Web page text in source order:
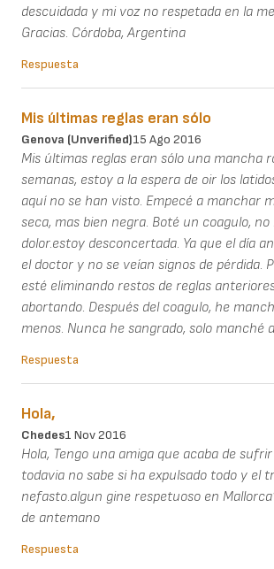
descuidada y mi voz no respetada en la
Gracias. Córdoba, Argentina
Respuesta
Mis últimas reglas eran sólo
Genova (unverified)15 Ago 2016
Mis últimas reglas eran sólo una mancha
semanas, estoy a la espera de oir los
aquí no se han visto. Empecé a manchar
seca, mas bien negra. Boté un coagulo,
dolor.estoy desconcertada. Ya que el día
el doctor y no se veían signos de pérdida.
esté eliminando restos de reglas
abortando. Después del coagulo, he
menos. Nunca he sangrado, solo manché
Respuesta
Hola,
Chedes1 Nov 2016
Hola, Tengo una amiga que acaba de
todavia no sabe si ha expulsado todo y el
nefasto.algun gine respetuoso en
de antemano
Respuesta